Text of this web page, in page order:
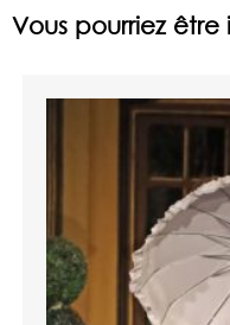
Vous pourriez être